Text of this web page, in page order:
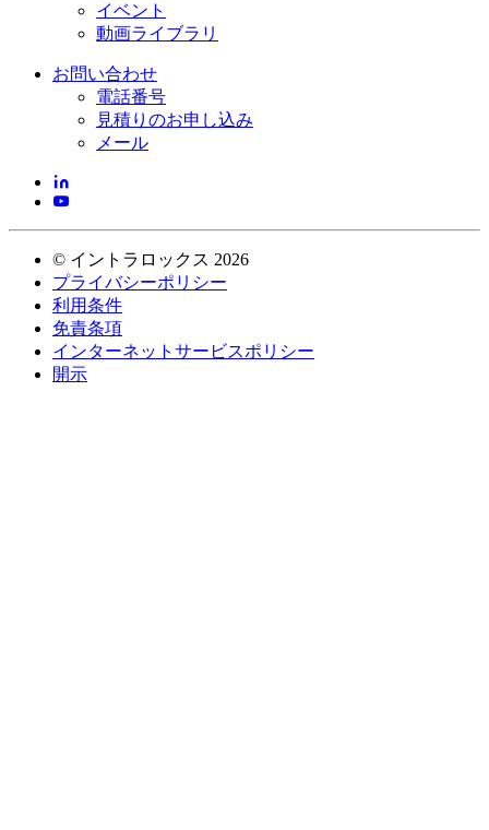
イベント
動画ライブラリ
お問い合わせ
電話番号
見積りのお申し込み
メール
© イントラロックス 2026
プライバシーポリシー
利用条件
免責条項
インターネットサービスポリシー
開示